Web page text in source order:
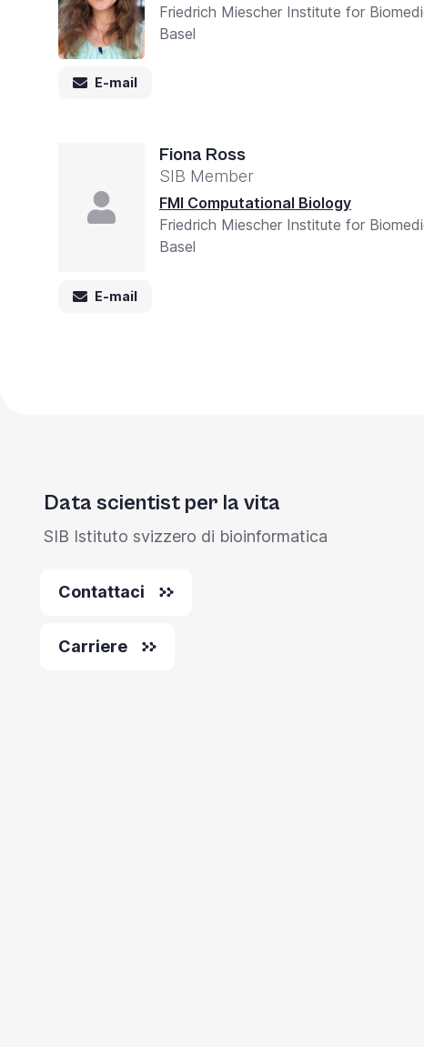
Friedrich Miescher Institute for
Basel
E-mail
Fiona Ross
SIB Member
FMI Computational Biology
Friedrich Miescher Institute for
Basel
E-mail
Data scientist per la vita
SIB Istituto svizzero di bioinformatica
Contattaci
Carriere